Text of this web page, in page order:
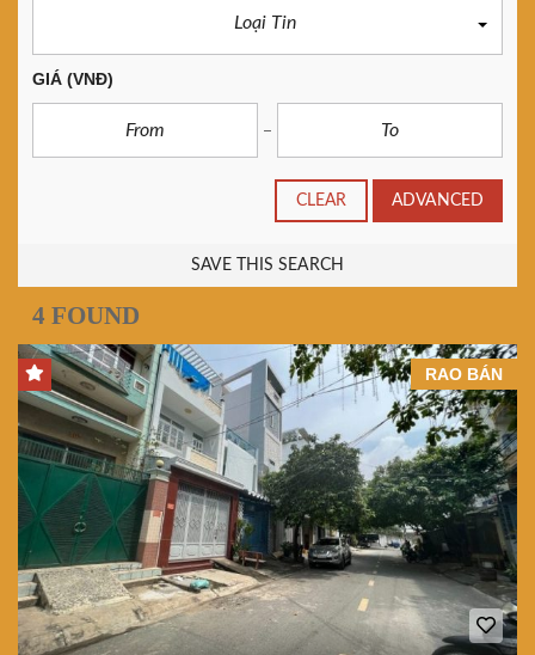
Loại Tin
GIÁ (VNĐ)
CLEAR ADVANCED
SAVE THIS SEARCH
4 FOUND
RAO BÁN